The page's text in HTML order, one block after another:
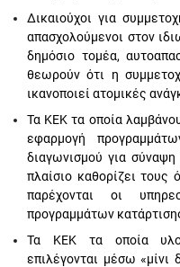
Δικαιούχοι για
απασχολούμενοι στον
δημόσιο τομέα,
θεωρούν ότι η
ικανοποιεί ατομικές
Τα ΚΕΚ τα οποία
εφαρμογή
διαγωνισμού για
πλαίσιο καθορίζει
παρέχονται οι
προγραμμάτων
Τα ΚΕΚ τα οποία
επιλέγονται μέσω